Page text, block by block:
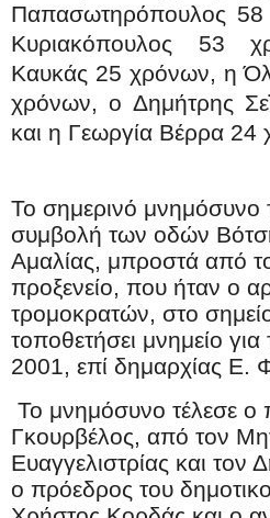
Παπασωτηρόπουλος
Κυριακόπουλος 53
Καυκάς 25 χρόνων, η
χρόνων, ο Δημήτρης
και η Γεωργία Βέρρα 24
Το σημερινό μνημόσυνο
συμβολή των οδών
Αμαλίας, μπροστά από
προξενείο, που ήταν ο
τρομοκρατών, στο
τοποθετήσει μνημείο
2001, επί δημαρχίας Ε.
Το μνημόσυνο τέλεσε ο
Γκουρβέλος, από τον
Ευαγγελιστρίας και
ο πρόεδρος του